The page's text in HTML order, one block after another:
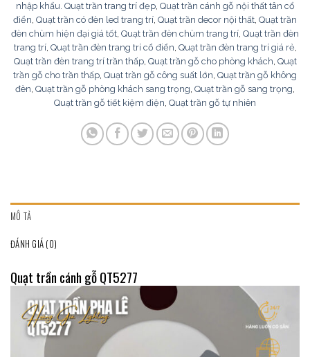
nhập khẩu. Quạt trần trang trí đẹp, Quạt trần cánh gỗ nội thất tân cổ
điển, Quạt trần có đèn led trang trí, Quạt trần decor nội thất, Quạt trần
đèn chùm hiện đại giá tốt, Quạt trần đèn chùm trang trí, Quạt trần đèn
trang trí, Quạt trần đèn trang trí cổ điển, Quạt trần đèn trang trí giá rẻ,
Quạt trần đèn trang trí trần thấp, Quạt trần gỗ cho phòng khách, Quạt
trần gỗ cho trần thấp, Quạt trần gỗ công suất lớn, Quạt trần gỗ không
đèn, Quạt trần gỗ phòng khách sang trọng, Quạt trần gỗ sang trọng,
Quạt trần gỗ tiết kiệm điện, Quạt trần gỗ tự nhiên
MÔ TẢ
ĐÁNH GIÁ (0)
Quạt trần cánh gỗ QT5277